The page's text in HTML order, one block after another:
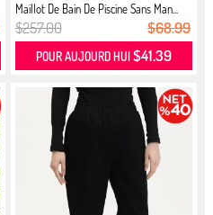
Maillot De Bain De Piscine Sans Man...
$257.00 $68.99
POUR AUJOURD HUI $41.39